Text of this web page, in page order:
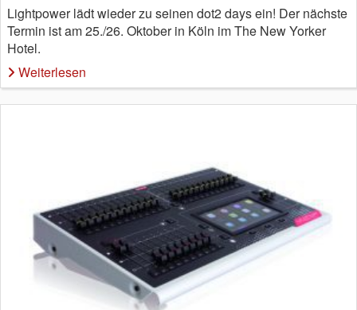
Lightpower lädt wieder zu seinen dot2 days ein! Der nächste
Termin ist am 25./26. Oktober in Köln im The New Yorker
Hotel.
Weiterlesen